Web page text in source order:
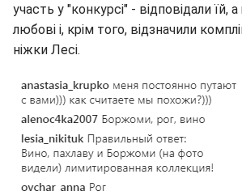
участь у "конкурсі" - відповідали їй,
любові і, крім того, відзначили
ніжки Лесі.